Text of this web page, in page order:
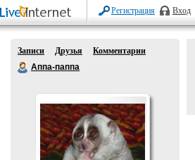
Регистрация Вход
Записи Друзья
Комментарии
Аппа-паппа